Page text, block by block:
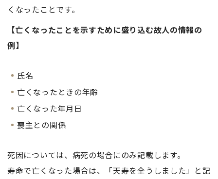
くなったことです。
【亡くなったことを示すために盛り込む故人の情報の
例】
氏名
亡くなったときの年齢
亡くなった年月日
喪主との関係
死因については、病死の場合にのみ記載します。
寿命で亡くなった場合は、「天寿を全うしました」と記